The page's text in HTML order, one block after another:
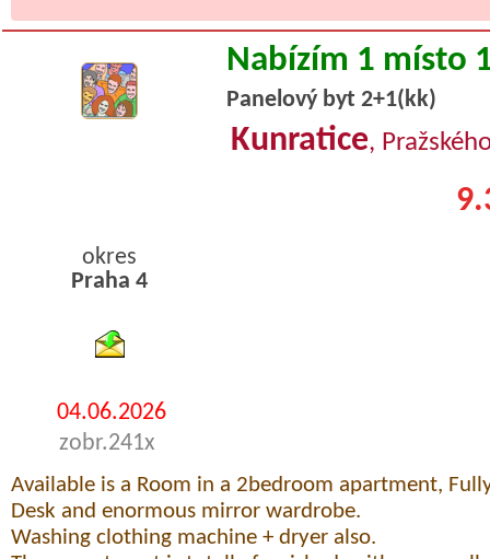
Nabízím 1 místo
Panelový byt 2+1(kk)
Kunratice,
okres
Praha 4
04.06.2026
zobr.241x
Available is a Room in a 2bedroom apartment,
Desk and enormous mirror wardrobe.
Washing clothing machine + dryer also.